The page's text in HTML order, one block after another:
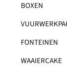
BOXEN
FONTEINEN
WAAIERCAKE